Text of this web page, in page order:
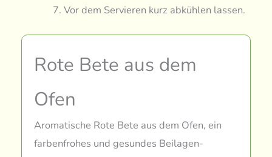
Vor dem Servieren kurz abkühlen lassen.
Rote Bete aus dem
Ofen
Aromatische Rote Bete aus dem Ofen, ein
farbenfrohes und gesundes Beilagen-